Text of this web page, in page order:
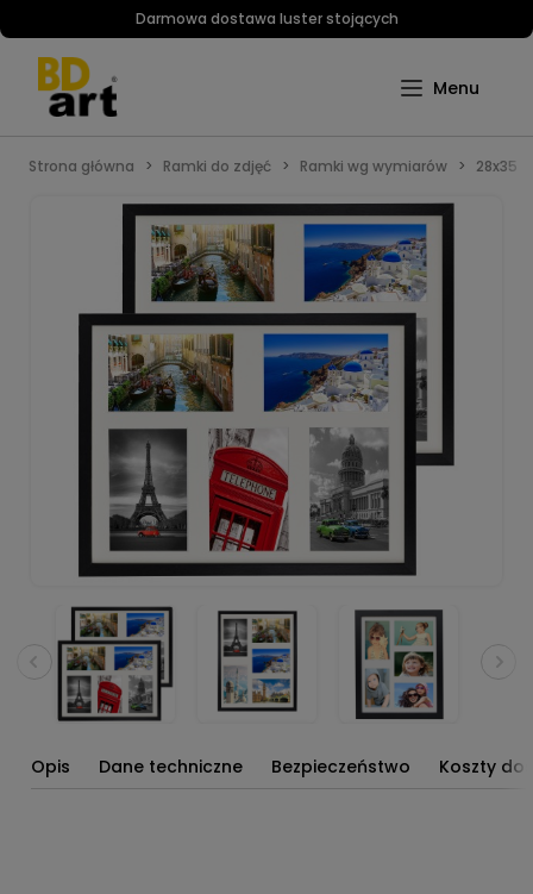
Darmowa dostawa luster stojących
Strona główna Ramki do zdjęć Ramki wg wymiarów 28x35
Opis Dane techniczne Bezpieczeństwo Koszty